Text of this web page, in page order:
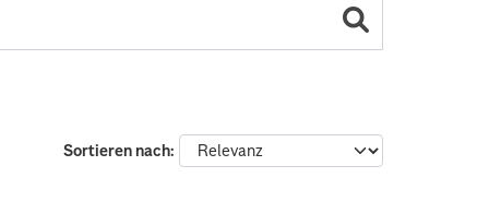
Sortieren nach